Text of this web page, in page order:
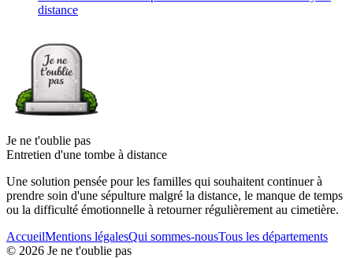
distance
Je ne t'oublie pas
Entretien d'une tombe à distance
Une solution pensée pour les familles qui souhaitent continuer à
prendre soin d'une sépulture malgré la distance, le manque de temps
ou la difficulté émotionnelle à retourner régulièrement au cimetière.
AccueilMentions légalesQui sommes-nousTous les départements
© 2026 Je ne t'oublie pas